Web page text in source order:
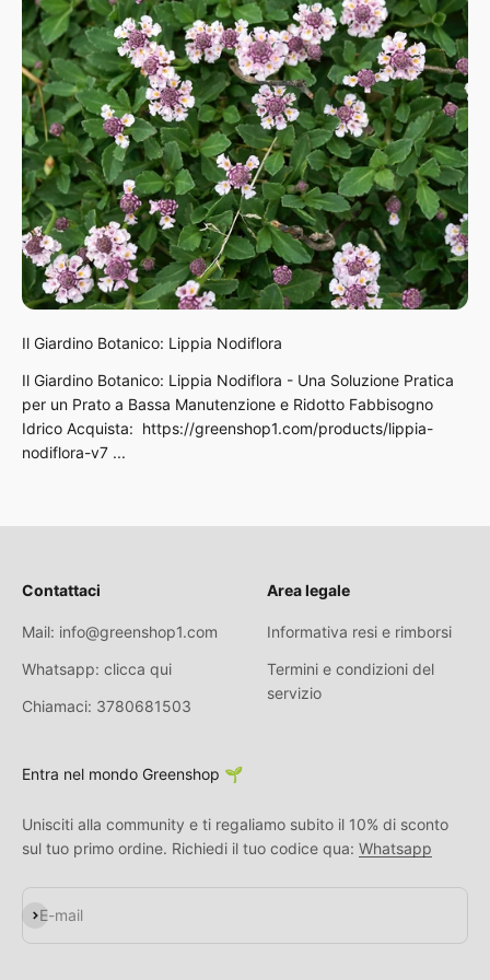
Il Giardino Botanico: Lippia Nodiflora
Il Giardino Botanico: Lippia Nodiflora - Una Soluzione Pratica
per un Prato a Bassa Manutenzione e Ridotto Fabbisogno
Idrico Acquista: https://greenshop1.com/products/lippia-
nodiflora-v7 ...
Contattaci
Mail: info@greenshop1.com
Whatsapp: clicca qui
Chiamaci: 3780681503
Area legale
Informativa resi e rimborsi
Termini e condizioni del
servizio
Entra nel mondo Greenshop 🌱
Unisciti alla community e ti regaliamo subito il 10% di sconto
sul tuo primo ordine. Richiedi il tuo codice qua: Whatsapp
E-mail
S'inscrire